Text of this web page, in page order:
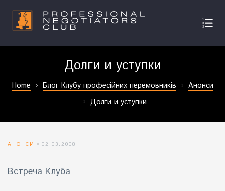
Долги и уступки
Home Блог Клубу професійних перемовників
Анонси
Долги и уступки
АНОНСИ 02.03.2008
Встреча Клуба